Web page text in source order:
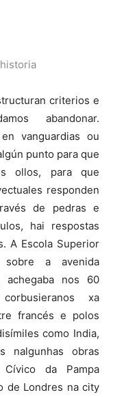
criterios e
abandonar.
vanguardias ou
punto para que
ollos, para que
responden
de pedras e
hai respostas
A Escola Superior
sobre a avenida
achegaba nos 60
xa
francés e polos
como India,
obras
da Pampa
de Londres na city